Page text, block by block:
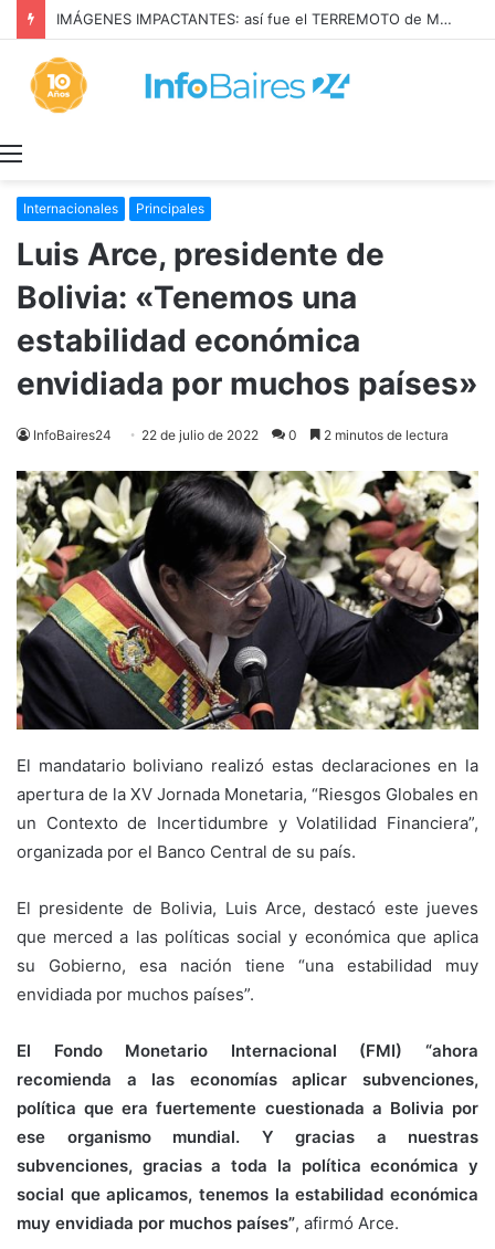
IMÁGENES IMPACTANTES: así fue el TERREMOTO de MAGNITUD 7,4 en COLOMBIA
Internacionales Principales
Luis Arce, presidente de
Bolivia: «Tenemos una
estabilidad económica
envidiada por muchos países»
InfoBaires24 22 de julio de 2022 0 2 minutos de lectura
El mandatario boliviano realizó estas declaraciones en la
apertura de la XV Jornada Monetaria, “Riesgos Globales en
un Contexto de Incertidumbre y Volatilidad Financiera”,
organizada por el Banco Central de su país.
El presidente de Bolivia, Luis Arce, destacó este jueves
que merced a las políticas social y económica que aplica
su Gobierno, esa nación tiene “una estabilidad muy
envidiada por muchos países”.
El Fondo Monetario Internacional (FMI) “ahora
recomienda a las economías aplicar subvenciones,
política que era fuertemente cuestionada a Bolivia por
ese organismo mundial. Y gracias a nuestras
subvenciones, gracias a toda la política económica y
social que aplicamos, tenemos la estabilidad económica
muy envidiada por muchos países”, afirmó Arce.